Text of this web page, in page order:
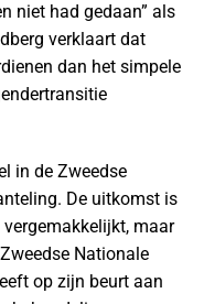
niet had gedaan” als
verklaart dat
dan het simpele
in de Zweedse
De uitkomst is
maar
Nationale
op zijn beurt aan